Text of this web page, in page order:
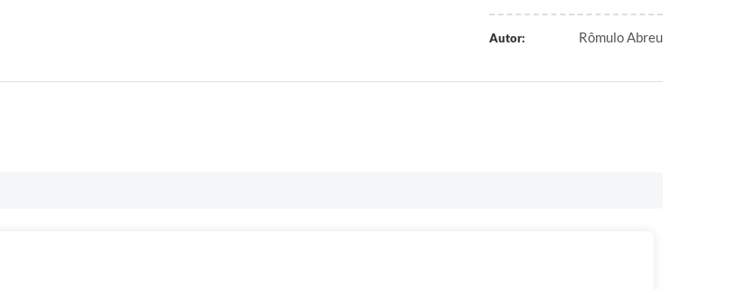
Autor: Rômulo Abreu